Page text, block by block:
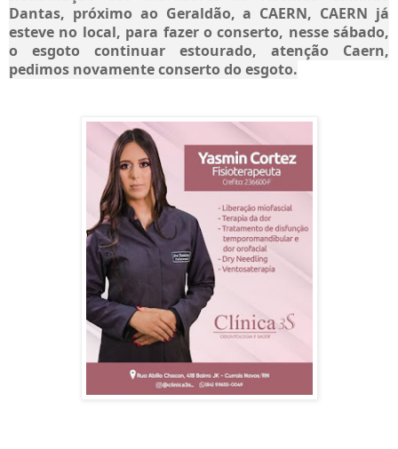
Dantas, próximo ao Geraldão, a CAERN, CAERN já
esteve no local, para fazer o conserto, nesse sábado,
o esgoto continuar estourado, atenção Caern,
pedimos novamente conserto do esgoto.